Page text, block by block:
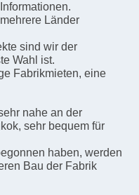
Länder
sind wir der
Wahl ist.
Fabrikmieten, eine
nahe an der
sehr bequem für
haben, werden
Bau der Fabrik